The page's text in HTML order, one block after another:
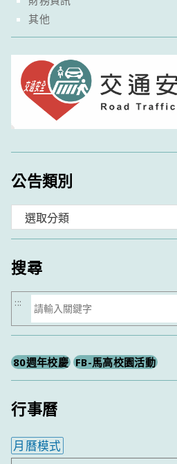
其他
公告類別
類
搜尋
搜
尋
:::
80週年校慶 FB-馬高校園活動
行事曆
月曆模式